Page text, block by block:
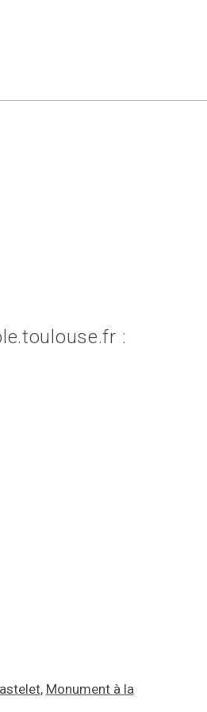
:
, Monument à la